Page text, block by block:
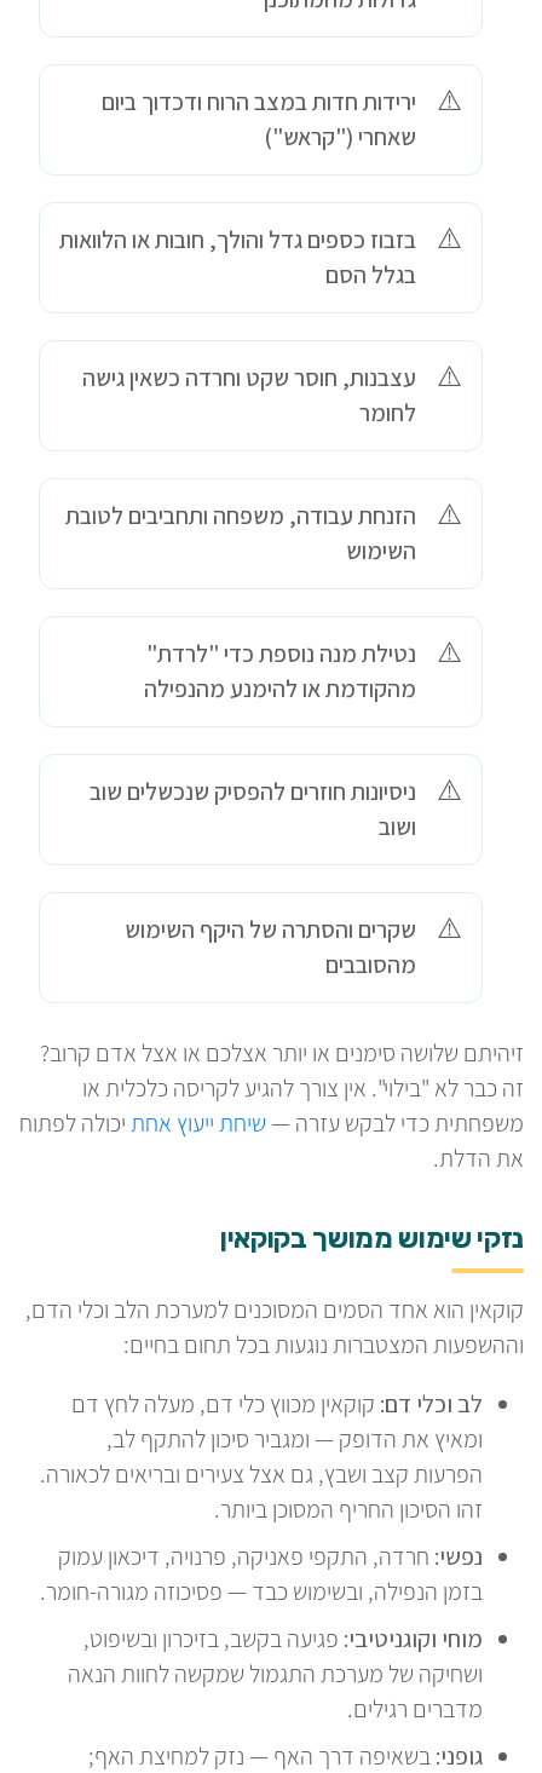
ירידות חדות במצב הרוח ודכדוך ביום
שאחרי ("קראש")
בזבוז כספים גדל והולך, חובות או הלוואות
בגלל הסם
עצבנות, חוסר שקט וחרדה כשאין גישה
לחומר
הזנחת עבודה, משפחה ותחביבים לטובת
השימוש
נטילת מנה נוספת כדי "לרדת"
מהקודמת או להימנע מהנפילה
ניסיונות חוזרים להפסיק שנכשלים שוב
ושוב
שקרים והסתרה של היקף השימוש
מהסובבים
זיהיתם שלושה סימנים או יותר אצלכם או אצל אדם קרוב?
זה כבר לא "בילוי". אין צורך להגיע לקריסה כלכלית או
משפחתית כדי לבקש עזרה —שיחת ייעוץ אחתיכולה לפתוח
את הדלת.
נזקי שימוש ממושך בקוקאין
קוקאין הוא אחד הסמים המסוכנים למערכת הלב וכלי הדם,
וההשפעות המצטברות נוגעות בכל תחום בחיים:
לב וכלי דם: קוקאין מכווץ כלי דם, מעלה לחץ דם
ומאיץ את הדופק — ומגביר סיכון להתקף לב,
הפרעות קצב ושבץ, גם אצל צעירים ובריאים לכאורה.
זהו הסיכון החריף המסוכן ביותר.
נפשי: חרדה, התקפי פאניקה, פרנויה, דיכאון עמוק
בזמן הנפילה, ובשימוש כבד — פסיכוזה מגורה-חומר.
מוחי וקוגניטיבי: פגיעה בקשב, בזיכרון ובשיפוט,
ושחיקה של מערכת התגמול שמקשה לחוות הנאה
מדברים רגילים.
גופני:בשאיפה דרך האף — נזק למחיצת האף;